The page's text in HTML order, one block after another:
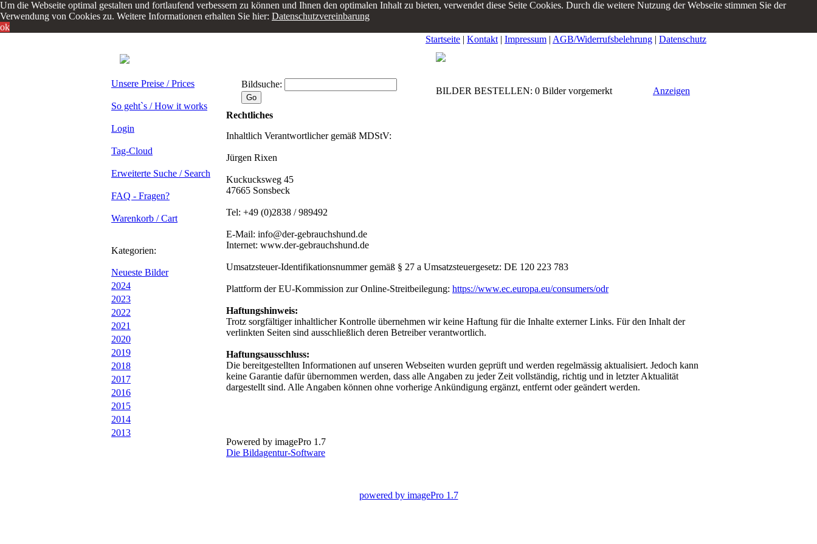
Um die Webseite optimal gestalten und fortlaufend verbessern zu können und Ihnen den optimalen Inhalt zu bieten, verwendet diese Seite Cookies. Durch die weitere Nutzung der Webseite stimmen Sie der
Verwendung von Cookies zu. Weitere Informationen erhalten Sie hier: Datenschutzvereinbarung
ok
Startseite | Kontakt | Impressum | AGB/Widerrufsbelehrung | Datenschutz
Unsere Preise / Prices
So geht`s / How it works
Login
Tag-Cloud
Erweiterte Suche / Search
FAQ - Fragen?
Warenkorb / Cart
Kategorien:
Neueste Bilder
2024
2023
2022
2021
2020
2019
2018
2017
2016
2015
2014
2013
Bildsuche:
BILDER BESTELLEN: 0 Bilder vorgemerkt Anzeigen
Rechtliches
Inhaltlich Verantwortlicher gemäß MDStV:
Jürgen Rixen
Kuckucksweg 45
47665 Sonsbeck
Tel: +49 (0)2838 / 989492
E-Mail: info@der-gebrauchshund.de
Internet: www.der-gebrauchshund.de
Umsatzsteuer-Identifikationsnummer gemäß § 27 a Umsatzsteuergesetz: DE 120 223 783
Plattform der EU-Kommission zur Online-Streitbeilegung: https://www.ec.europa.eu/consumers/odr
Haftungshinweis:
Trotz sorgfältiger inhaltlicher Kontrolle übernehmen wir keine Haftung für die Inhalte externer Links. Für den Inhalt der
verlinkten Seiten sind ausschließlich deren Betreiber verantwortlich.
Haftungsausschluss:
Die bereitgestellten Informationen auf unseren Webseiten wurden geprüft und werden regelmässig aktualisiert. Jedoch kann
keine Garantie dafür übernommen werden, dass alle Angaben zu jeder Zeit vollständig, richtig und in letzter Aktualität
dargestellt sind. Alle Angaben können ohne vorherige Ankündigung ergänzt, entfernt oder geändert werden.
Powered by imagePro 1.7
Die Bildagentur-Software
powered by imagePro 1.7